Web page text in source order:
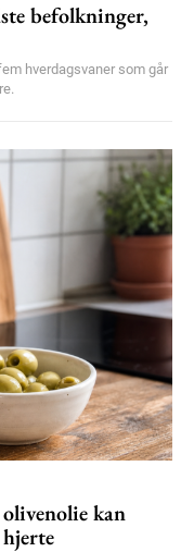
PRICING
befolkninger,
hverdagsvaner som går
kan